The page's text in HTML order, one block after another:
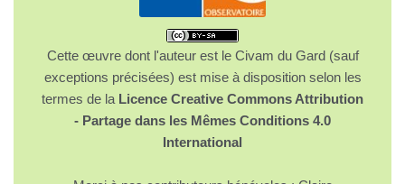
Cette œuvre dont l'auteur est le Civam du Gard (sauf
exceptions précisées) est mise à disposition selon les
termes de la Licence Creative Commons Attribution
- Partage dans les Mêmes Conditions 4.0
International